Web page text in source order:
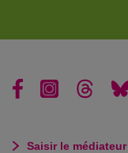
Saisir le médiateur